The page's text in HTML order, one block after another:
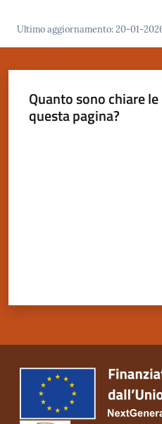
Ultimo aggiornamento:20-01-
Quanto sono chiare
questa pagina?